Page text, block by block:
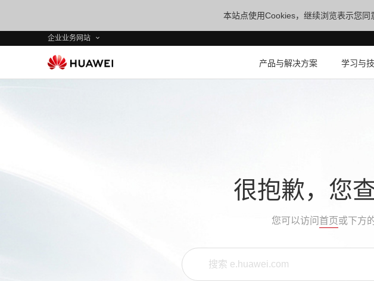
本站点使用Cookies，继续浏览表示您同
企业业务网站
产品与解决方案 学习与
很抱歉，您
您可以访问 首页或下方